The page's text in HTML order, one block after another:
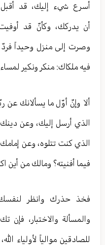
أسرع شيء إليك، قد
أن يدركك، وكأنّ قد
وصرت إلى منزل وحيداً
فيه ملكاك: منكر ونكير
ألا وإنّ أوّل ما يسألانك
الذي أرسل إليك، وعن
الذي كنت تتلوه، وعن
فيما أفنيته؟ ومالك من أين
فخذ حذرك وانظر لنفسك
والمسألة والاختبار، فإن
للصادقين موالياً لأولياء